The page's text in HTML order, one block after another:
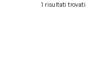
1 risultati trovati